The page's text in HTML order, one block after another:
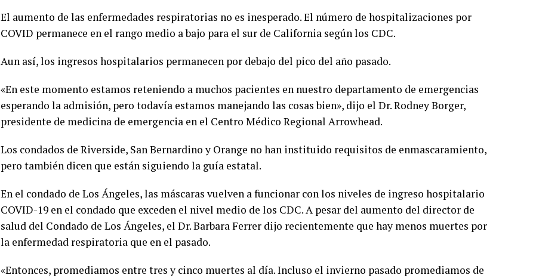
El aumento de las enfermedades respiratorias no es inesperado. El número de hospitalizaciones por
COVID permanece en el rango medio a bajo para el sur de California según los CDC.
Aun así, los ingresos hospitalarios permanecen por debajo del pico del año pasado.
«En este momento estamos reteniendo a muchos pacientes en nuestro departamento de emergencias
esperando la admisión, pero todavía estamos manejando las cosas bien», dijo el Dr. Rodney Borger,
presidente de medicina de emergencia en el Centro Médico Regional Arrowhead.
Los condados de Riverside, San Bernardino y Orange no han instituido requisitos de enmascaramiento,
pero también dicen que están siguiendo la guía estatal.
En el condado de Los Ángeles, las máscaras vuelven a funcionar con los niveles de ingreso hospitalario
COVID-19 en el condado que exceden el nivel medio de los CDC. A pesar del aumento del director de
salud del Condado de Los Ángeles, el Dr. Barbara Ferrer dijo recientemente que hay menos muertes por
la enfermedad respiratoria que en el pasado.
«Entonces, promediamos entre tres y cinco muertes al día. Incluso el invierno pasado promediamos de